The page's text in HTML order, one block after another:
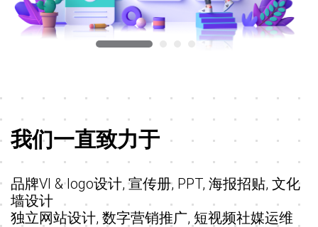
我们一直致力于
品牌VI & logo设计, 宣传册, PPT, 海报招贴, 文化
墙设计
独立网站设计, 数字营销推广, 短视频社媒运维